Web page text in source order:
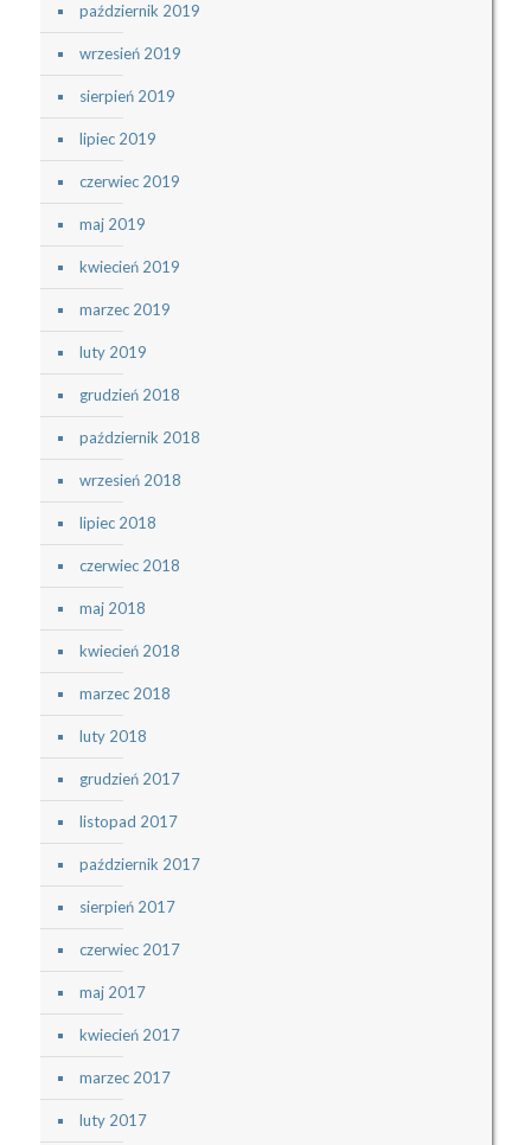
październik 2019
wrzesień 2019
sierpień 2019
lipiec 2019
czerwiec 2019
maj 2019
kwiecień 2019
marzec 2019
luty 2019
grudzień 2018
październik 2018
wrzesień 2018
lipiec 2018
czerwiec 2018
maj 2018
kwiecień 2018
marzec 2018
luty 2018
grudzień 2017
listopad 2017
październik 2017
sierpień 2017
czerwiec 2017
maj 2017
kwiecień 2017
marzec 2017
luty 2017